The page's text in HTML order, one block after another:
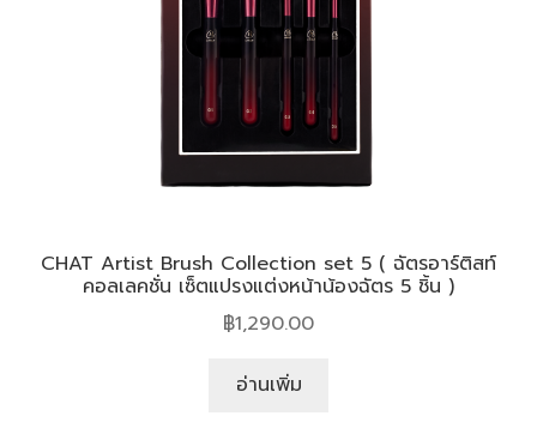
CHAT Artist Brush Collection set 5 ( ฉัตรอาร์ติสท์
คอลเลคชั่น เซ็ตแปรงแต่งหน้าน้องฉัตร 5 ชิ้น )
฿1,290.00
อ่านเพิ่ม